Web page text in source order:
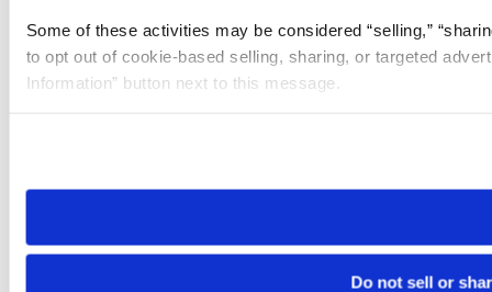
Some of these activities may be considered “selling,”
to opt out of cookie-based selling, sharing, or targeted
Information” button next to this message.
need to be set again.
Do not sell or